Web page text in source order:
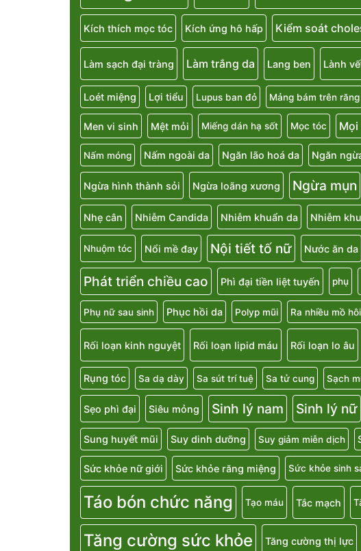
Kích thích mọc tóc Kích ứng hô hấp Kiểm soát
Làm sạch đại tràng Làm trắng da Lang ben Lành
Loét miệng Lợi tiểu Lupus ban đỏ Mảng bám trên răng
Men vi sinh Mệt mỏi Miếng dán hạ sốt Mọc tóc Mọi
Nấm móng Nấm ngoài da Ngăn lão hoá da Ngăn
Ngừa hình thành sỏi Ngừa loãng xương Ngừa mụn
Nhẹ cân Nhiễm Candida Nhiễm khuẩn da Nhiễm
Nhuộm tóc Nổi mề đay Nội tiết tố nữ Nước ăn da
Phát triển chiều cao Phì đại tiền liệt tuyến phụ
Phụ nữ sau sinh Phục hồi da Polyp mũi Ra nhiều mồ hôi
Rối loạn kinh nguyệt Rối loạn lipid máu Rối loạn lo âu
Rụng tóc Sa dạ dày Sa sút trí tuệ Sa tử cung Sạch
Sẹo phì đại Siêu mỏng Sinh lý nam Sinh lý nữ
Sung huyết mũi Suy dinh dưỡng Suy giảm miễn dịch
Sức khỏe nữ giới Sức khỏe răng miệng Sức khỏe sinh
Táo bón chức năng Tạo máu Tắc mạch
Tăng cường sức khỏe Tăng cường thị lực